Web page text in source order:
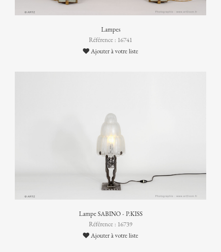
Lampes
Référence : 16741
Ajouter à votre liste
Lampe SABINO - P.KISS
Référence : 16739
Ajouter à votre liste